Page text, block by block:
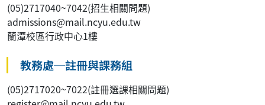
(05)2717040~7042(招生相關問題)
admissions@mail.ncyu.edu.tw
蘭潭校區行政中心1樓
教務處─註冊與課務組
(05)2717020~7022(註冊選課相關問題)